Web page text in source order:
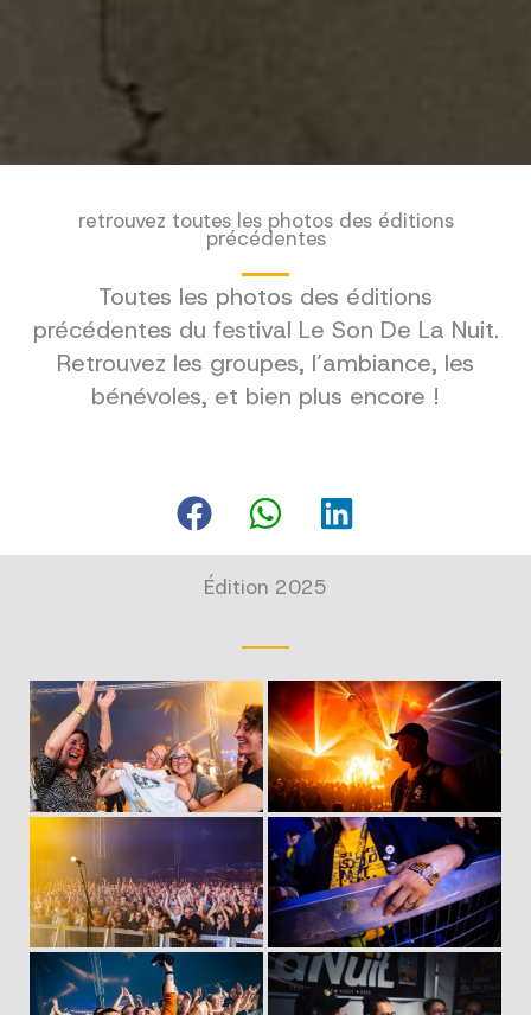
retrouvez toutes les photos des éditions
précédentes
Toutes les photos des éditions
précédentes du festival Le Son De La Nuit.
Retrouvez les groupes, l’ambiance, les
bénévoles, et bien plus encore !
Édition 2025